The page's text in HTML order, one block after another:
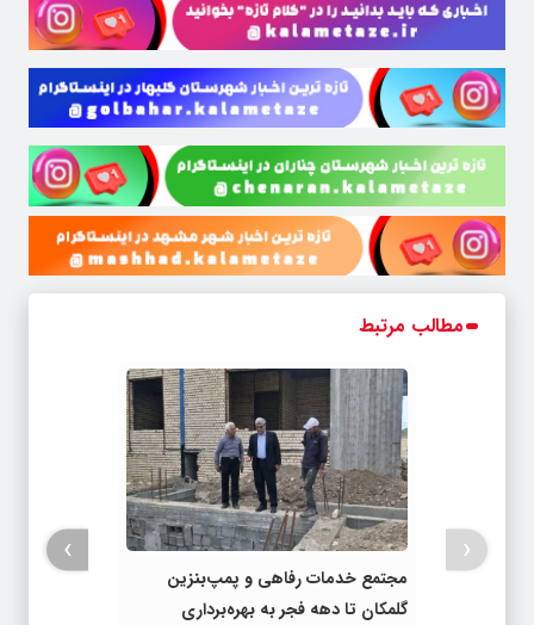
مطالب مرتبط
مجتمع خدمات رفاهی و پمپ‌بنزین
گلمکان تا دهه فجر به بهره‌برداری
‹
›